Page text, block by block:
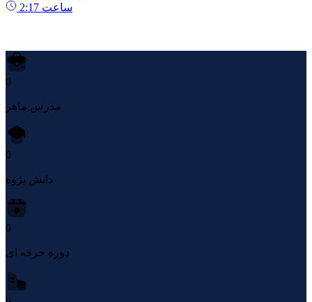
2:17 ساعت
0
مدرس ماهر
0
دانش پژوه
0
دوره حرفه ای